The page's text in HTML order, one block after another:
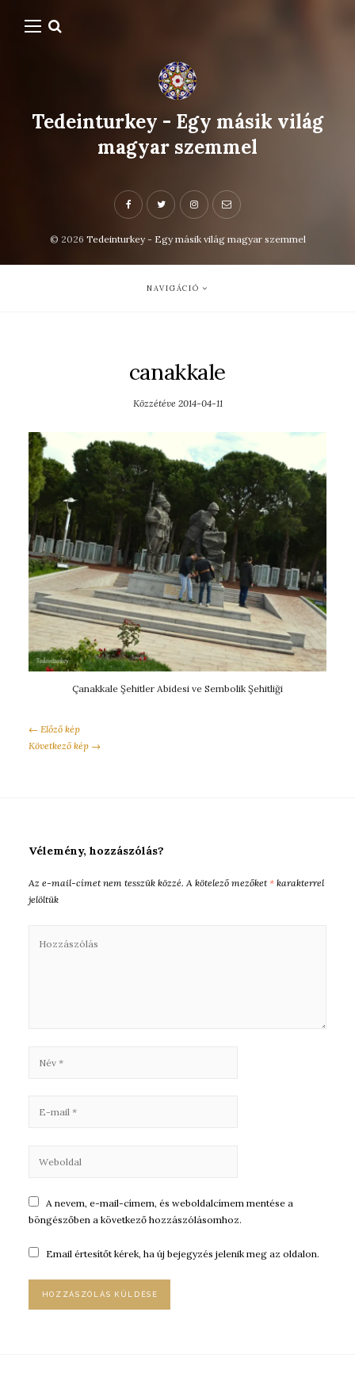
Tedeinturkey - Egy másik világ
magyar szemmel
© 2026 Tedeinturkey - Egy másik világ magyar szemmel
NAVIGÁCIÓ
canakkale
Közzétéve 2014-04-11
Çanakkale Şehitler Abidesi ve Sembolik Şehitliği
← Előző kép
Következő kép →
Vélemény, hozzászólás?
Az e-mail-címet nem tesszük közzé. A kötelező mezőket* karakterrel
jelöltük
A nevem, e-mail-címem, és weboldalcímem mentése a
böngészőben a következő hozzászólásomhoz.
Email értesítőt kérek, ha új bejegyzés jelenik meg az oldalon.